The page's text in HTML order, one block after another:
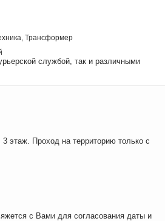
Трансформер
службой, так и различными
этаж. Проход на территорию только с
с Вами для согласования даты и